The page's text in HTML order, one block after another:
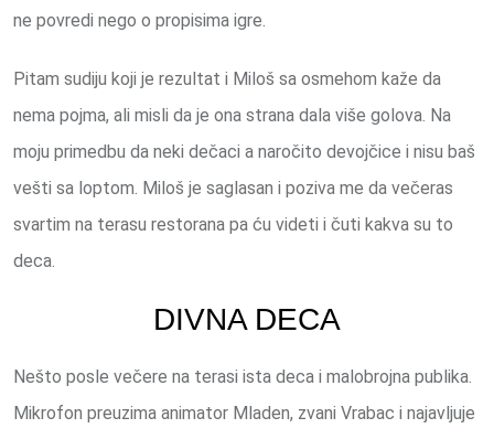
ne povredi nego o propisima igre.
Pitam sudiju koji je rezultat i Miloš sa osmehom kaže da
nema pojma, ali misli da je ona strana dala više golova. Na
moju primedbu da neki dečaci a naročito devojčice i nisu baš
vešti sa loptom. Miloš je saglasan i poziva me da večeras
svartim na terasu restorana pa ću videti i čuti kakva su to
deca.
DIVNA DECA
Nešto posle večere na terasi ista deca i malobrojna publika.
Mikrofon preuzima animator Mladen, zvani Vrabac i najavljuje